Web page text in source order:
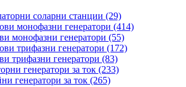
соларни станции (29)
монофазни генератори (414)
монофазни генератори (55)
трифазни генератори (172)
трифазни генератори (83)
генератори за ток (233)
генератори за ток (265)